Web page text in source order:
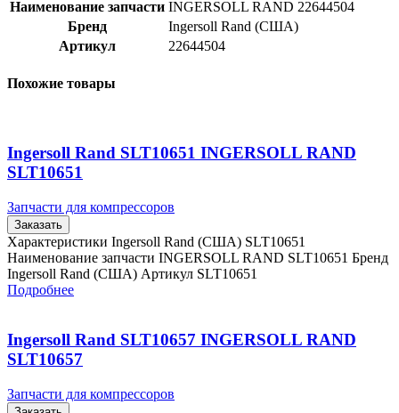
Наименование запчасти INGERSOLL RAND 22644504
Бренд
Ingersoll Rand (США)
Артикул
22644504
Похожие товары
Ingersoll Rand SLT10651 INGERSOLL RAND
SLT10651
Запчасти для компрессоров
Заказать
Характеристики Ingersoll Rand (США) SLT10651
Наименование запчасти INGERSOLL RAND SLT10651 Бренд
Ingersoll Rand (США) Артикул SLT10651
Подробнее
Ingersoll Rand SLT10657 INGERSOLL RAND
SLT10657
Запчасти для компрессоров